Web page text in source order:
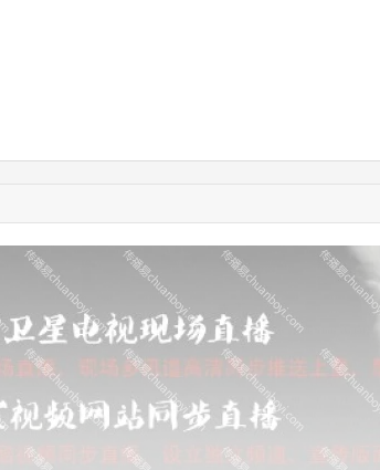
133****9016 联系了该媒体所在商家